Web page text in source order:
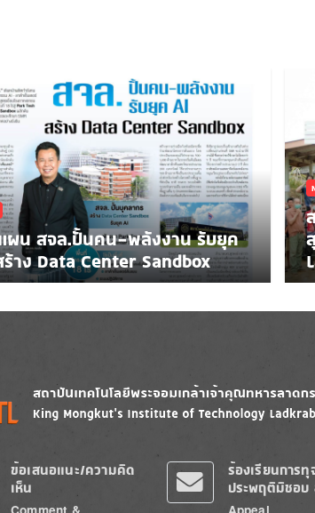
ผน สจล.ปั้นคน-พลังงาน รับยุค
าง Data Center Sandbox
Image
ข้อเสนอแนะ/ความคิด
เห็น
ร้องเรียนการทุ
ประพฤติมิชอบ